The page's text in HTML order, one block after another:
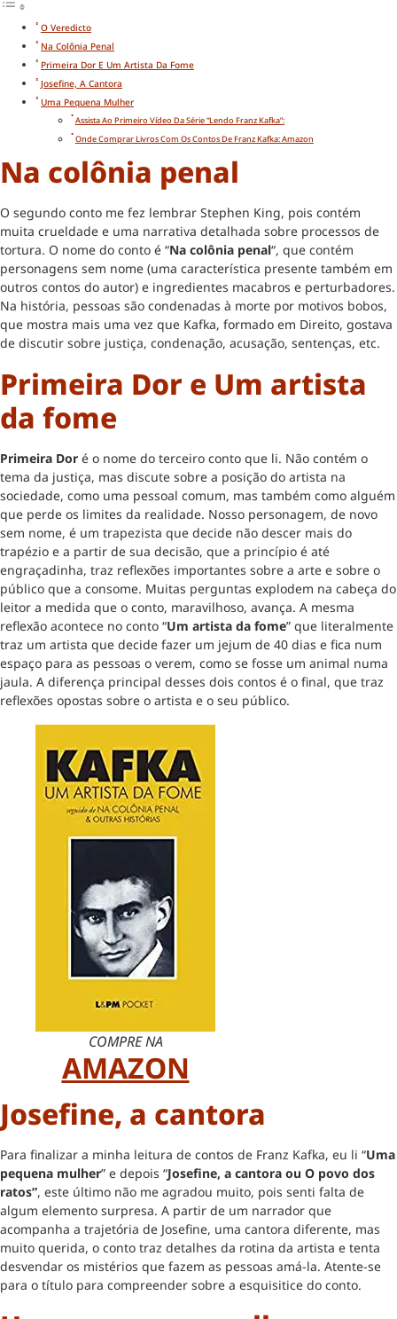
O Veredicto
Na Colônia Penal
Primeira Dor E Um Artista Da Fome
Josefine, A Cantora
Uma Pequena Mulher
Assista Ao Primeiro Vídeo Da Série “Lendo Franz Kafka”:
Onde Comprar Livros Com Os Contos De Franz Kafka: Amazon
Na colônia penal
O segundo conto me fez lembrar Stephen King, pois contém
muita crueldade e uma narrativa detalhada sobre processos de
tortura. O nome do conto é “Na colônia penal“, que contém
personagens sem nome (uma característica presente também em
outros contos do autor) e ingredientes macabros e perturbadores.
Na história, pessoas são condenadas à morte por motivos bobos,
que mostra mais uma vez que Kafka, formado em Direito, gostava
de discutir sobre justiça, condenação, acusação, sentenças, etc.
Primeira Dor e Um artista
da fome
Primeira Dor é o nome do terceiro conto que li. Não contém o
tema da justiça, mas discute sobre a posição do artista na
sociedade, como uma pessoal comum, mas também como alguém
que perde os limites da realidade. Nosso personagem, de novo
sem nome, é um trapezista que decide não descer mais do
trapézio e a partir de sua decisão, que a princípio é até
engraçadinha, traz reflexões importantes sobre a arte e sobre o
público que a consome. Muitas perguntas explodem na cabeça do
leitor a medida que o conto, maravilhoso, avança. A mesma
reflexão acontece no conto “Um artista da fome” que literalmente
traz um artista que decide fazer um jejum de 40 dias e fica num
espaço para as pessoas o verem, como se fosse um animal numa
jaula. A diferença principal desses dois contos é o final, que traz
reflexões opostas sobre o artista e o seu público.
COMPRE NA
AMAZON
Josefine, a cantora
Para finalizar a minha leitura de contos de Franz Kafka, eu li “Uma
pequena mulher” e depois “Josefine, a cantora ou O povo dos
ratos”, este último não me agradou muito, pois senti falta de
algum elemento surpresa. A partir de um narrador que
acompanha a trajetória de Josefine, uma cantora diferente, mas
muito querida, o conto traz detalhes da rotina da artista e tenta
desvendar os mistérios que fazem as pessoas amá-la. Atente-se
para o título para compreender sobre a esquisitice do conto.